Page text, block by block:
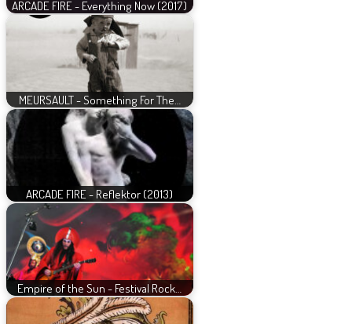
ARCADE FIRE - Everything Now (2017)
MEURSAULT - Something For The…
ARCADE FIRE - Reflektor (2013)
Empire of the Sun - Festival Rock…